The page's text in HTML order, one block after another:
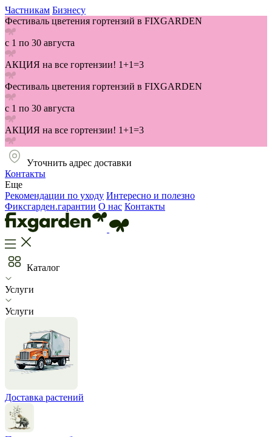
Частникам Бизнесу
Фестиваль цветения гортензий в FIXGARDEN
с 1 по 30 августа
АКЦИЯ на все гортензии! 1+1=3
Фестиваль цветения гортензий в FIXGARDEN
с 1 по 30 августа
АКЦИЯ на все гортензии! 1+1=3
Уточнить адрес доставки
Контакты
Еще
Рекомендации по уходу Интересно и полезно
Фиксгарден.гарантии О нас Контакты
Каталог
Услуги
Услуги
Доставка растений